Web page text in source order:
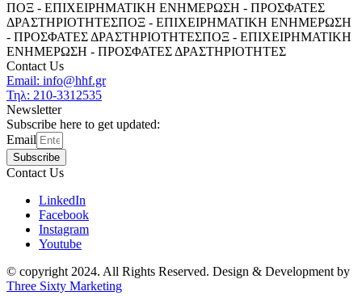
ΠΟΞ - ΕΠΙΧΕΙΡΗΜΑΤΙΚΗ ΕΝΗΜΕΡΩΣΗ - ΠΡΟΣΦΑΤΕΣ
ΔΡΑΣΤΗΡΙΟΤΗΤΕΣΠΟΞ - ΕΠΙΧΕΙΡΗΜΑΤΙΚΗ ΕΝΗΜΕΡΩΣΗ
- ΠΡΟΣΦΑΤΕΣ ΔΡΑΣΤΗΡΙΟΤΗΤΕΣΠΟΞ - ΕΠΙΧΕΙΡΗΜΑΤΙΚΗ
ΕΝΗΜΕΡΩΣΗ - ΠΡΟΣΦΑΤΕΣ ΔΡΑΣΤΗΡΙΟΤΗΤΕΣ
Contact Us
Email: info@hhf.gr
Τηλ: 210-3312535
Newsletter
Subscribe here to get updated:
Email
Subscribe
Contact Us
LinkedIn
Facebook
Instagram
Youtube
© copyright 2024. All Rights Reserved. Design & Development by
Three Sixty Marketing